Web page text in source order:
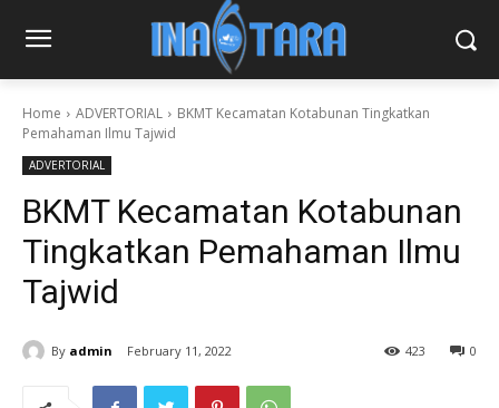
Home ADVERTORIAL
BKMT Kecamatan Kotabunan Tingkatkan
Pemahaman Ilmu Tajwid
ADVERTORIAL
BKMT Kecamatan Kotabunan
Tingkatkan Pemahaman Ilmu
Tajwid
By admin February 11, 2022 0
423